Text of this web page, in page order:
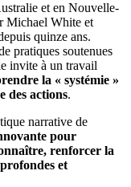
et en Nouvelle-
Michael White et
quinze ans.
pratiques soutenues
invite à un travail
la « systémie »
des actions.
narrative de
pour
renforcer la
et